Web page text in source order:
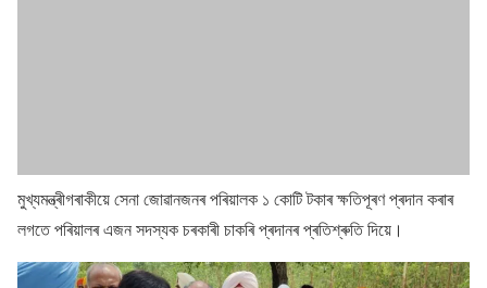
মুখ্যমন্ত্ৰীগৰাকীয়ে সেনা জোৱানজনৰ পৰিয়ালক ১ কোটি টকাৰ ক্ষতিপূৰণ প্ৰদান কৰাৰ
লগতে পৰিয়ালৰ এজন সদস্যক চৰকাৰী চাকৰি প্ৰদানৰ প্ৰতিশ্ৰুতি দিয়ে।